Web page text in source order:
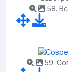
58.
59.